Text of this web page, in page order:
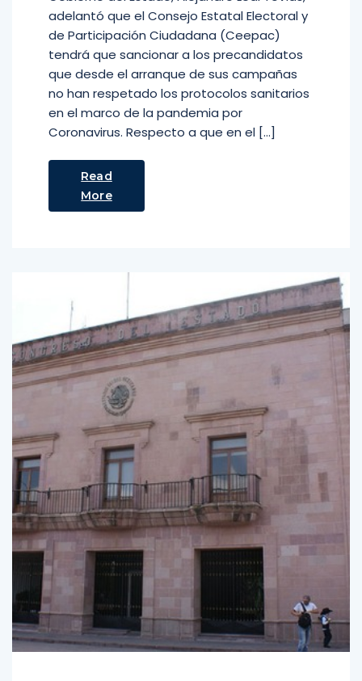
adelantó que el Consejo Estatal Electoral y
de Participación Ciudadana (Ceepac)
tendrá que sancionar a los precandidatos
que desde el arranque de sus campañas
no han respetado los protocolos sanitarios
en el marco de la pandemia por
Coronavirus. Respecto a que en el […]
Read
More